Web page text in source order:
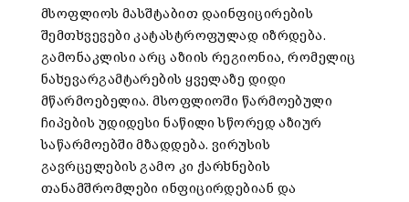
მსოფლიოს მასშტაბით დაინფიცირების
შემთხვევები კატასტროფულად იზრდება.
გამონაკლისი არც აზიის რეგიონია, რომელიც
ნახევარგამტარების ყველაზე დიდი
მწარმოებელია. მსოფლიოში წარმოებული
ჩიპების უდიდესი ნაწილი სწორედ აზიურ
საწარმოებში მზადდება. ვირუსის
გავრცელების გამო კი ქარხნების
თანამშრომლები ინფიცირდებიან და